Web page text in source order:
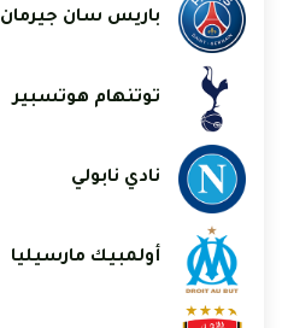
باريس سان جيرمان
توتنهام هوتسبير
نادي نابولي
أولمبيك مارسيليا